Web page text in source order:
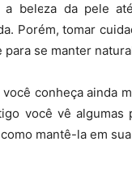
a beleza da pele
Porém, tomar
para se manter
você conheça ainda
você vê algumas
mantê-la em